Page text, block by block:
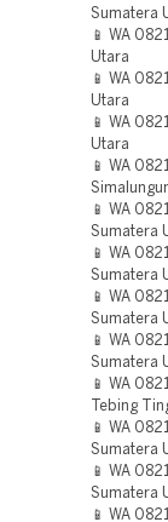
Sumatera
📱 WA
Utara
📱 WA
Utara
📱 WA
Utara
📱 WA
📱 WA
Sumatera
📱 WA
Sumatera
📱 WA
Sumatera
📱 WA
Sumatera
📱 WA
Tebing
📱 WA
Sumatera
📱 WA
Sumatera
📱 WA